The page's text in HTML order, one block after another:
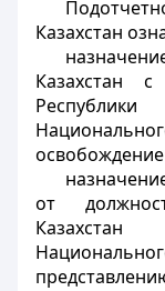
Казахстан
Казахстан
от
Казахстан